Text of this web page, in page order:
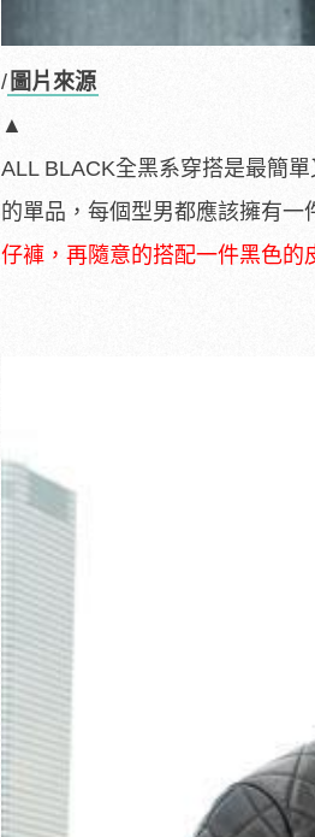
/ 圖片來源
▲
ALL BLACK全黑系穿搭是最簡
的單品，每個型男都應該擁有一
仔褲，再隨意的搭配一件黑色的